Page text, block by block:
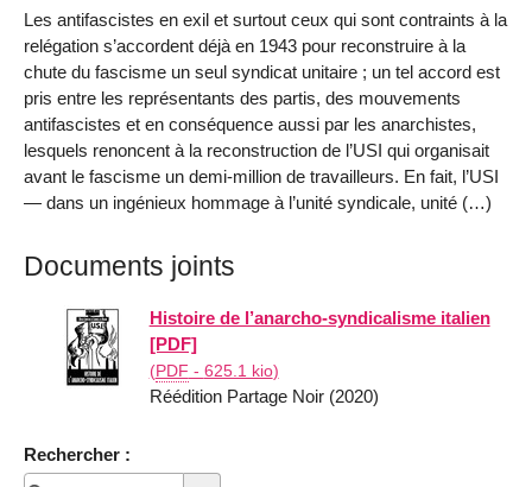
Les antifascistes en exil et surtout ceux qui sont contraints à la
relégation s’accordent déjà en 1943 pour reconstruire à la
chute du fascisme un seul syndicat unitaire ; un tel accord est
pris entre les représentants des partis, des mouvements
antifascistes et en conséquence aussi par les anarchistes,
les­quels renoncent à la reconstruction de l’USI qui organisait
avant le fascisme un demi-million de travailleurs. En fait, l’USI
— dans un ingénieux hommage à l’unité syndicale, unité (…)
Documents joints
Histoire de l’anarcho-syndicalisme italien
[PDF]
(PDF - 625.1 kio)
Réédition Partage Noir (2020)
Rechercher :